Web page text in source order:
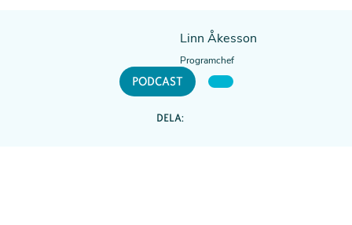
Linn Åkesson
Programchef
PODCAST
DELA: